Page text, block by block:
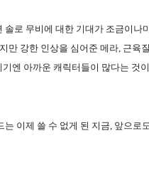
로 무비에 대한 기대가 조금이나
만 강한 인상을 심어준 메라, 근육
엔 아까운 캐릭터들이 많다는 것
이제 쓸 수 없게 된 지금, 앞으로